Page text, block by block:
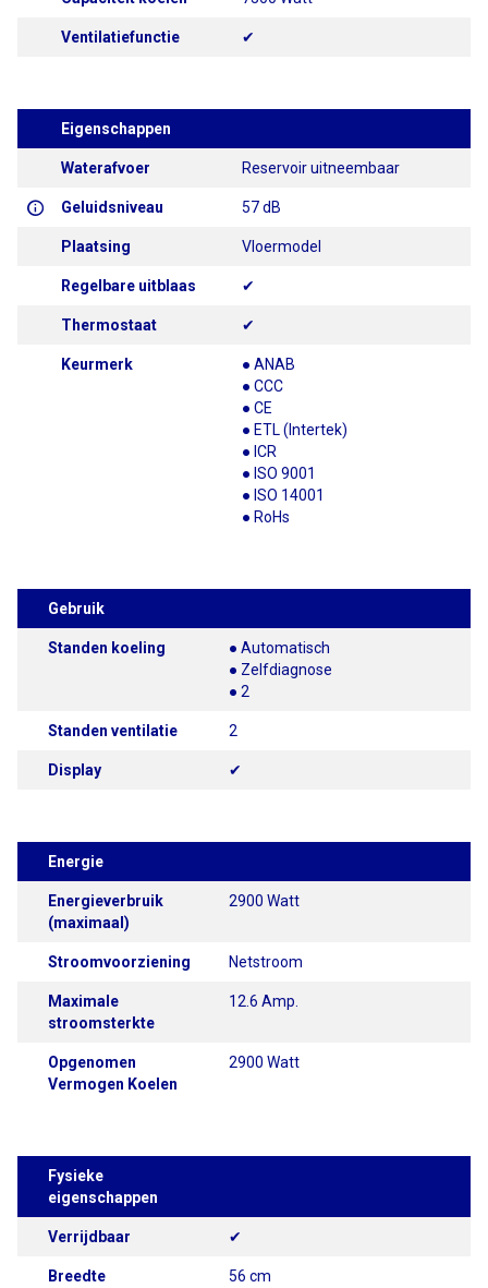
Ventilatiefunctie ✔
Eigenschappen
Waterafvoer Reservoir uitneembaar
Geluidsniveau 57 dB
Plaatsing Vloermodel
Regelbare uitblaas ✔
Thermostaat ✔
Keurmerk
● ANAB
● CCC
● CE
● ETL (Intertek)
● ICR
● ISO 9001
● ISO 14001
● RoHs
Gebruik
Standen koeling
● Automatisch
● Zelfdiagnose
● 2
Standen ventilatie 2
Display ✔
Energie
Energieverbruik
(maximaal)
2900 Watt
Stroomvoorziening Netstroom
Maximale
stroomsterkte
12.6 Amp.
Opgenomen
Vermogen Koelen
2900 Watt
Fysieke
eigenschappen
Verrijdbaar ✔
Breedte 56 cm